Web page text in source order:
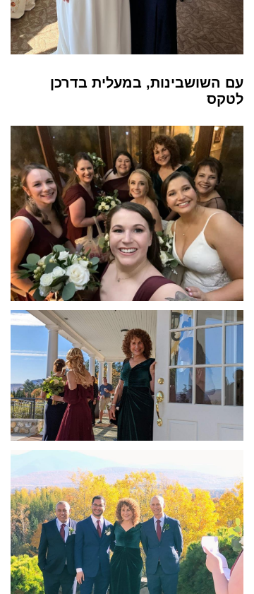
עם השושבינות, במעלית בדרכן
לטקס